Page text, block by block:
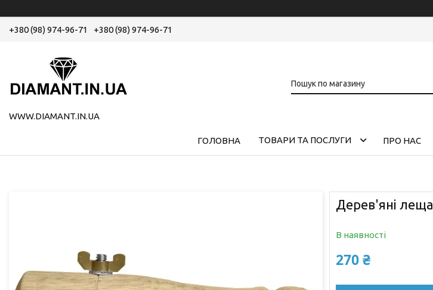
+380 (98) 974-96-71 +380 (98) 974-96-71
WWW.DIAMANT.IN.UA
ГОЛОВНА ТОВАРИ ТА ПОСЛУГИ ПРО НАС
Дерев'яні
В наявності
270 ₴